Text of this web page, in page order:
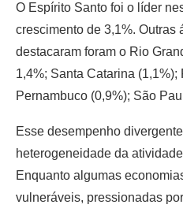
O Espírito Santo foi o líder
crescimento de 3,1%. Outras
destacaram foram o Rio
1,4%; Santa Catarina (1,1%);
Pernambuco (0,9%); São
Esse desempenho
heterogeneidade da
Enquanto algumas
vulneráveis, pressionadas